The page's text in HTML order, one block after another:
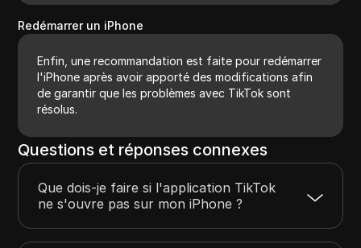
Redémarrer un iPhone
Enfin, une recommandation est faite pour redémarrer
l'iPhone après avoir apporté des modifications afin
de garantir que les problèmes avec TikTok sont
résolus.
Questions et réponses connexes
Que dois-je faire si l'application TikTok
ne s'ouvre pas sur mon iPhone ?